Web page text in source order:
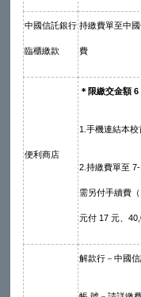
中國信託銀行
臨櫃繳款
持繳費單至中
費
便利商店
＊限繳交金額
1.手機連結本
2.持繳費單至
需另付手續費
元付 17 元、
解款行－中國